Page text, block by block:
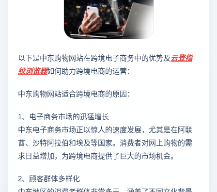
以下是中东购物网站在跨境电子商务中的优势及云登指
纹浏览器如何助力跨境电商的运营：
中东购物网站适合跨境电商的原因：
1、电子商务市场的迅猛增长
中东电子商务市场正以惊人的速度发展，尤其是在阿联
酋、沙特阿拉伯和埃及等国家。消费者对网上购物的需
求日益增加，为跨境电商提供了巨大的市场机会。
2、顾客群体多样化